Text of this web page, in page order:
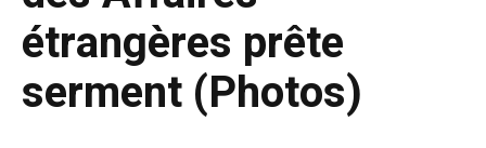
étrangères prête
serment (Photos)